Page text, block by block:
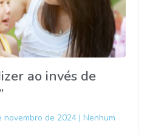
ao invés de
novembro de 2024
Nenhum